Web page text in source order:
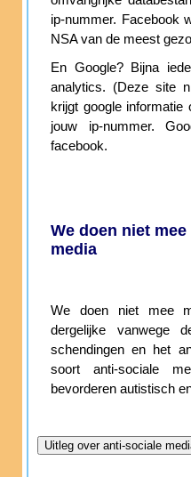
ip-nummer. Facebook
NSA van de meest
En Google? Bijna
analytics. (Deze site
krijgt google informatie
jouw ip-nummer.
facebook.
We doen niet
media
We doen niet mee
dergelijke vanwege
schendingen en het
soort anti-sociale
bevorderen autistisch